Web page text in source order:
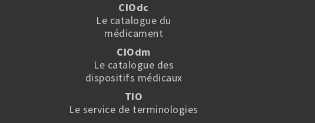
CIOdc
Le catalogue du
médicament
CIOdm
Le catalogue des
dispositifs médicaux
TIO
Le service de terminologies